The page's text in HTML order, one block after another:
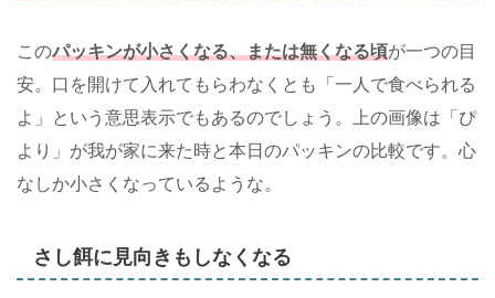
このパッキンが小さくなる、または無くなる頃が一つの目
安。口を開けて入れてもらわなくとも「一人で食べられる
よ」という意思表示でもあるのでしょう。上の画像は「ぴ
より」が我が家に来た時と本日のパッキンの比較です。心
なしか小さくなっているような。
さし餌に見向きもしなくなる